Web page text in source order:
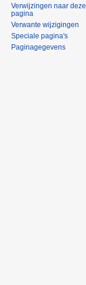
Verwijzingen naar deze
pagina
Verwante wijzigingen
Speciale pagina's
Paginagegevens